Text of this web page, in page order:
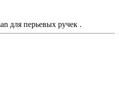
для перьевых ручек .